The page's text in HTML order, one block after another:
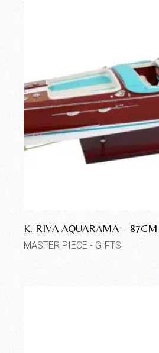
K. RIVA AQUARAMA – 87CM
MASTER PIECE - GIFTS